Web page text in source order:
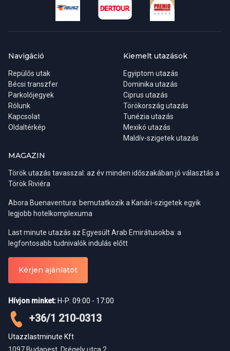
Navigáció
Repülős utak
Bécsi transzfer
Parkolójegyek
Rólunk
Kapcsolat
Oldaltérkép
Kiemelt utazások
Egyiptom utazás
Dominika utazás
Ciprus utazás
Törökország utazás
Tunézia utazás
Mexikó utazás
Maldív-szigetek utazás
MAGAZIN
Török utazás tavasszal: az év minden időszakában jó választás a
Török Riviéra
Abora Buenaventura: bemutatkozik a Kanári-szigetek egyik
legjobb hotelkomplexuma
Last minute utazás az Egyesült Arab Emirátusokba: a
legfontosabb tudnivalók indulás előtt
Kérjen ajánlatot
Hívjon minket: H-P: 09:00 - 17:00
+36/1 210-0313
Utazzlastminute Kft
1097 Budapest, Drégely utca 2.